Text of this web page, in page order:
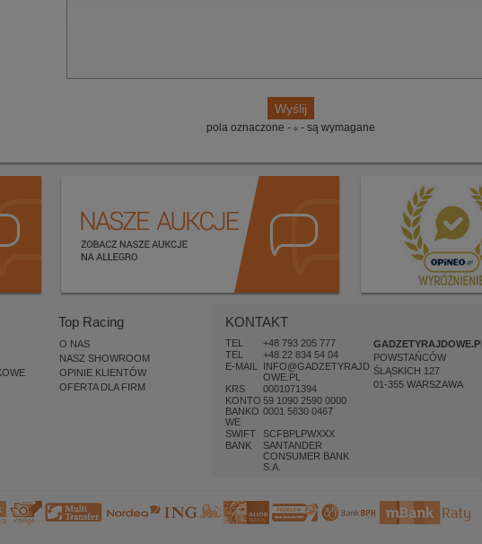
pola oznaczone - - są wymagane
Top Racing
O NAS
NASZ SHOWROOM
OPINIE KLIENTÓW
OFERTA DLA FIRM
KONTAKT
TEL
+48 793 205 777
TEL
+48 22 834 54 04
E-MAIL
INFO@GADZETYRAJD
OWE.PL
KRS
0001071394
KONTO
BANKO
WE
59 1090 2590 0000
0001 5630 0467
SWIFT
SCFBPLPWXXX
BANK
SANTANDER
CONSUMER BANK
S.A.
GADZETYRAJDOWE.PL
POWSTAŃCÓW
ŚLĄSKICH 127
01-355 WARSZAWA